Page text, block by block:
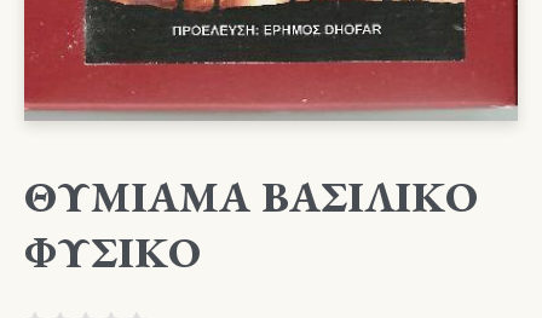
ΘΥΜΙΑΜΑ ΒΑΣΙΛΙΚΟ
ΦΥΣΙΚΟ